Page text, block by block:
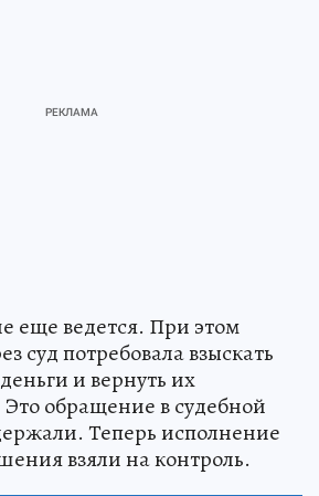
еще ведется. При этом
суд потребовала взыскать
и вернуть их
обращение в судебной
Теперь исполнение
взяли на контроль.